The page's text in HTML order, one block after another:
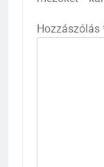
Hozzászólás